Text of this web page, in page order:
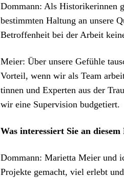
Dom­mann: Als His­torik­erin­nen
bes­timmten Hal­tung an unsere
Betrof­fen­heit bei der Arbeit
Meier: Über unsere Gefüh­le
Vorteil, wenn wir als Team
tin­nen und Experten aus der
wir eine Super­vi­sion bud­getiert.
Was inter­essiert Sie an
Dom­mann: Mari­et­ta Meier und
Pro­jek­te gemacht, viel erlebt